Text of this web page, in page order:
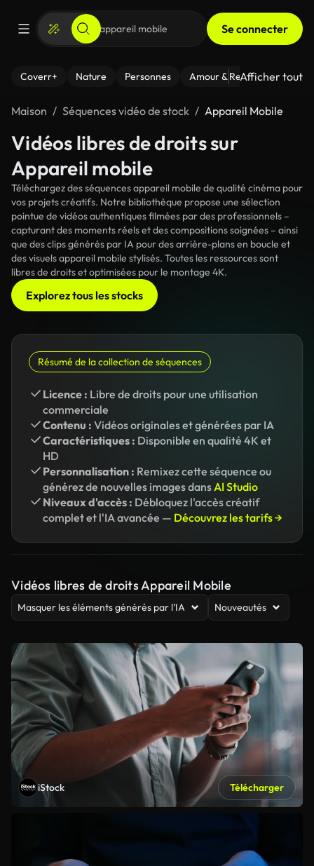
Se connecter
Coverr+ Nature Personnes Amour & Relations Le
Afficher tout
Maison Séquences vidéo de stock Appareil Mobile
Vidéos libres de droits sur
Appareil mobile
Téléchargez des séquences appareil mobile de qualité cinéma pour
vos projets créatifs. Notre bibliothèque propose une sélection
pointue de vidéos authentiques filmées par des professionnels –
capturant des moments réels et des compositions soignées – ainsi
que des clips générés par IA pour des arrière-plans en boucle et
des visuels appareil mobile stylisés. Toutes les ressources sont
libres de droits et optimisées pour le montage 4K.
Explorez tous les stocks
Résumé de la collection de séquences
Licence : Libre de droits pour une utilisation
commerciale
Contenu : Vidéos originales et générées par IA
Caractéristiques : Disponible en qualité 4K et
HD
Personnalisation : Remixez cette séquence ou
générez de nouvelles images dansAI Studio
Niveaux d'accès : Débloquez l'accès créatif
complet et l'IA avancée — Découvrez les tarifs →
Vidéos libres de droits Appareil Mobile
Masquer les éléments générés par l’IA Nouveautés
iStock Télécharger